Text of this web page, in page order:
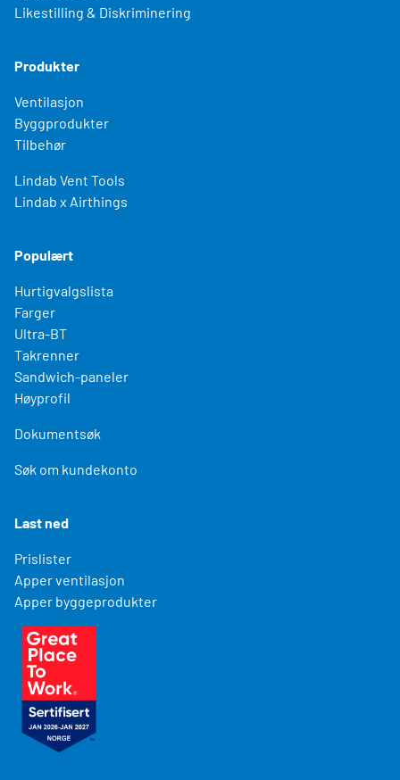
Likestilling & Diskriminering
Produkter
Ventilasjon
Byggprodukter
Tilbehør
Lindab Vent Tools
Lindab x Airthings
Populært
Hurtigvalgslista
Farger
Ultra-BT
Takrenner
Sandwich-paneler
Høyprofil
Dokumentsøk
Søk om kundekonto
Last ned
Prislister
Apper ventilasjon
Apper byggeprodukter